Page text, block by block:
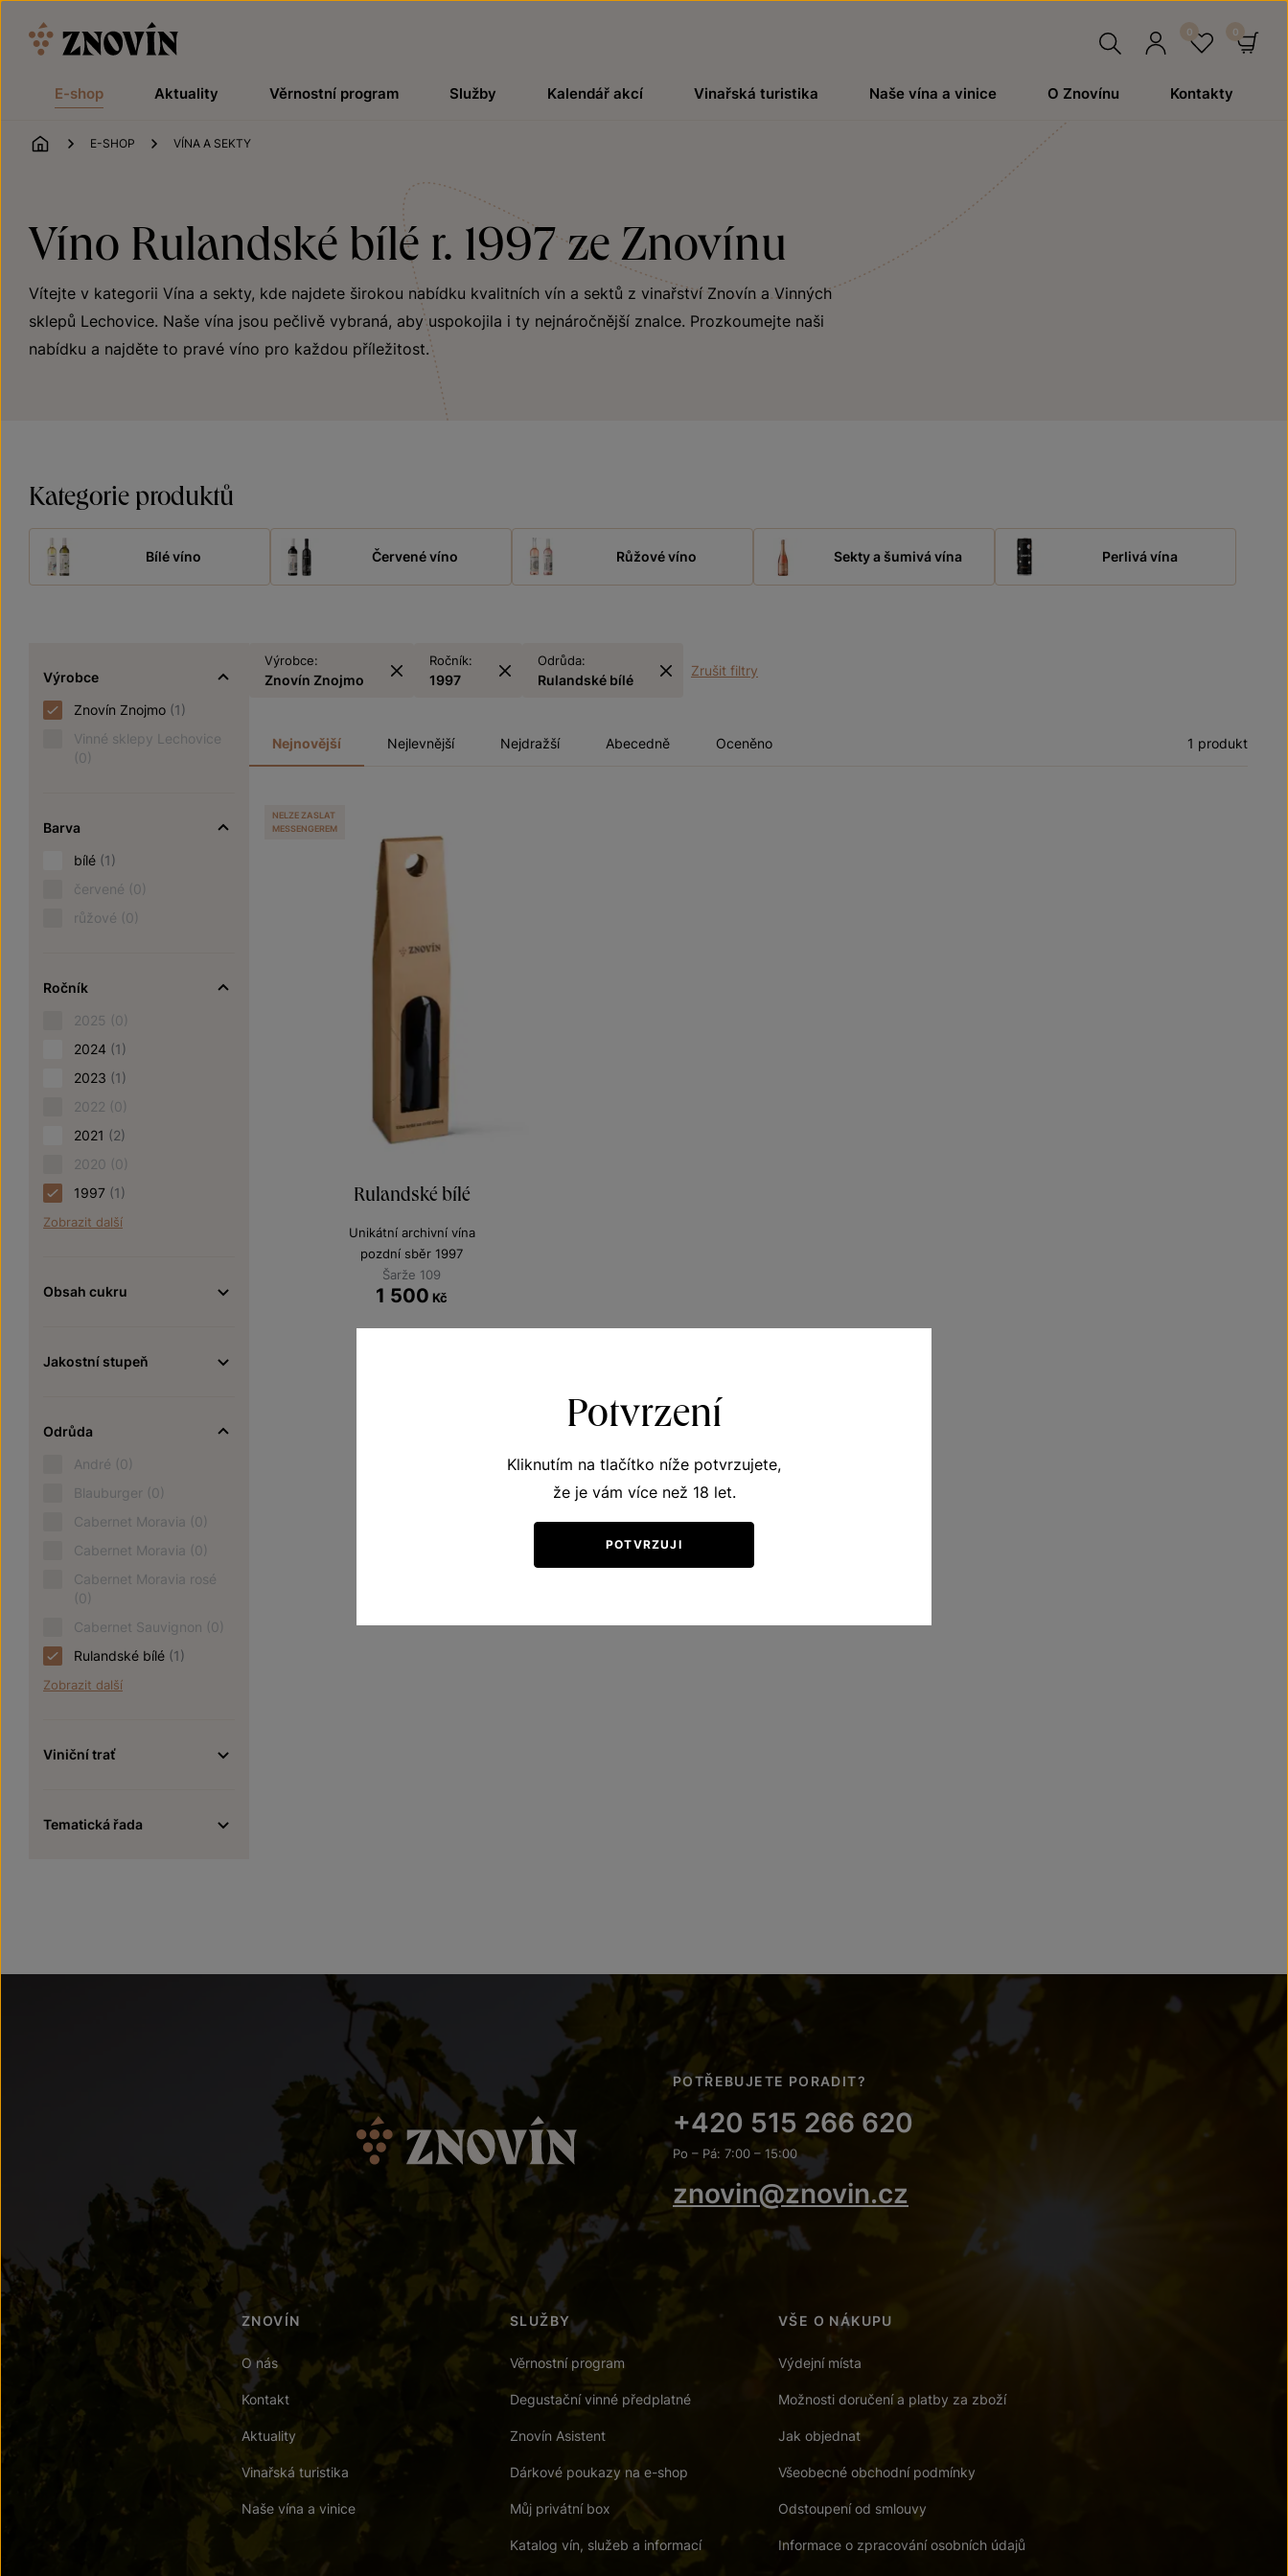
E-shop Aktuality Věrnostní program Služby Kalendář akcí Vinařská turistika Naše vína a vinice O Znovínu Kontakty
ÚVOD
E-SHOP VÍNA A SEKTY
Víno Rulandské bílé r. 1997 ze Znovínu
Vítejte v kategorii Vína a sekty, kde najdete širokou nabídku kvalitních vín a sektů z vinařství Znovín a Vinných
sklepů Lechovice. Naše vína jsou pečlivě vybraná, aby uspokojila i ty nejnáročnější znalce. Prozkoumejte naši
nabídku a najděte to pravé víno pro každou příležitost.
Kategorie produktů
Bílé víno Červené víno Růžové víno Sekty a šumivá vína Perlivá vína
Výrobce
Znovín Znojmo (1)
Vinné sklepy Lechovice
(0)
Barva
bílé (1)
červené (0)
růžové (0)
Ročník
2025 (0)
2024 (1)
2023 (1)
2022 (0)
2021 (2)
2020 (0)
1997 (1)
Zobrazit další
Obsah cukru
Jakostní stupeň
Odrůda
André (0)
Blauburger (0)
Cabernet Moravia (0)
Cabernet Moravia (0)
Cabernet Moravia rosé
(0)
Cabernet Sauvignon (0)
Rulandské bílé (1)
Zobrazit další
Viniční trať
Tematická řada
Výrobce:
Znovín Znojmo
Ročník:
1997
Odrůda:
Rulandské bílé
Zrušit filtry
Nejnovější Nejlevnější Nejdražší Abecedně Oceněno 1 produkt
Rulandské bílé
Unikátní archivní vína
pozdní sběr 1997
Šarže 109
1 500 Kč
NELZE ZASLAT
MESSENGEREM
POTŘEBUJETE PORADIT?
+420 515 266 620
Po – Pá: 7:00 – 15:00
znovin@znovin.cz
ZNOVÍN
O nás
Kontakt
Aktuality
Vinařská turistika
Naše vína a vinice
SLUŽBY
Věrnostní program
Degustační vinné předplatné
Znovín Asistent
Dárkové poukazy na e-shop
Můj privátní box
Katalog vín, služeb a informací
VŠE O NÁKUPU
Výdejní místa
Možnosti doručení a platby za zboží
Jak objednat
Všeobecné obchodní podmínky
Odstoupení od smlouvy
Informace o zpracování osobních údajů
Potvrzení
Kliknutím na tlačítko níže potvrzujete,
že je vám více než 18 let.
POTVRZUJI